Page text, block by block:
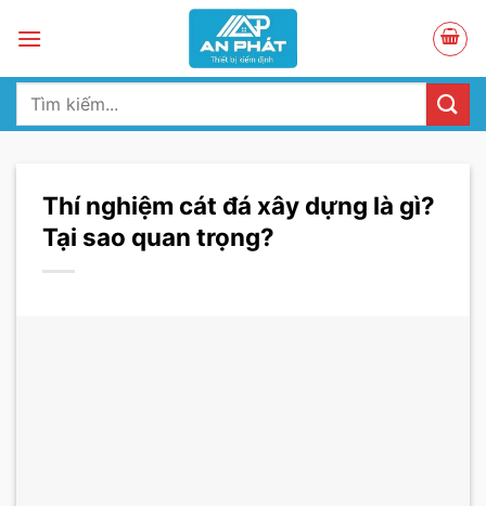
Tìm
Thí nghiệm cát đá xây dựng là gì?
Tại sao quan trọng?